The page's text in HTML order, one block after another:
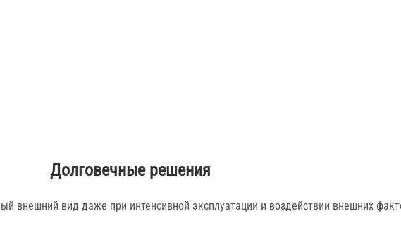
Долговечные решения
внешний вид даже при интенсивной эксплуатации и воздействии внешних